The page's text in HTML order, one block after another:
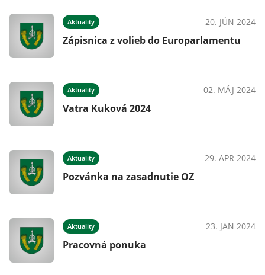
Aktuality 20. JÚN 2024
Zápisnica z volieb do Europarlamentu
Aktuality 02. MÁJ 2024
Vatra Kuková 2024
Aktuality 29. APR 2024
Pozvánka na zasadnutie OZ
Aktuality 23. JAN 2024
Pracovná ponuka